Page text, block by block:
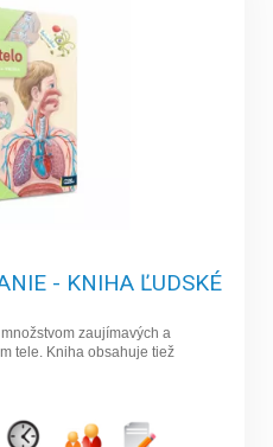
- KNIHA ĽUDSKÉ
zaujímavých a
tele. Kniha obsahuje tiež